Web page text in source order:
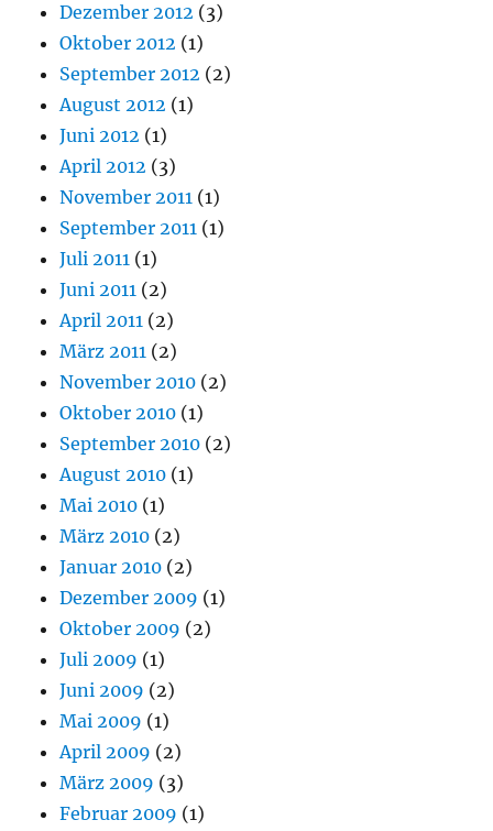
Dezember 2012 (3)
Oktober 2012 (1)
September 2012 (2)
August 2012 (1)
Juni 2012 (1)
April 2012 (3)
November 2011 (1)
September 2011 (1)
Juli 2011 (1)
Juni 2011 (2)
April 2011 (2)
März 2011 (2)
November 2010 (2)
Oktober 2010 (1)
September 2010 (2)
August 2010 (1)
Mai 2010 (1)
März 2010 (2)
Januar 2010 (2)
Dezember 2009 (1)
Oktober 2009 (2)
Juli 2009 (1)
Juni 2009 (2)
Mai 2009 (1)
April 2009 (2)
März 2009 (3)
Februar 2009 (1)